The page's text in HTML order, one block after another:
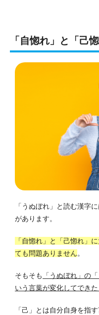
「自惚れ」と「己
「うぬぼれ」と読む漢字
があります。
「自惚れ」と「己惚れ」
ても問題ありません。
そもそも
「うぬぼれ」の
いう言葉が変化してでき
「己」とは自分自身を指